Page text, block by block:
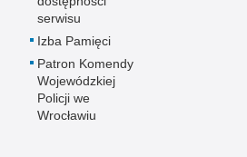
serwisu
Izba Pamięci
Patron Komendy
Wojewódzkiej
Policji we
Wrocławiu